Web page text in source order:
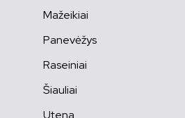
Mažeikiai
Panevėžys
Raseiniai
Šiauliai